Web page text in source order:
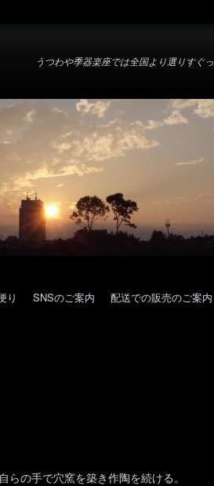
うつわや季器楽座では全国より選りすぐ
り SNSのご案内 配送での販売のご案内
の手で穴窯を築き作陶を続ける。